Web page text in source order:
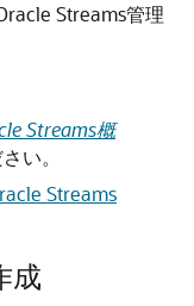
Streams管理
Streams概
い。
Streams
成